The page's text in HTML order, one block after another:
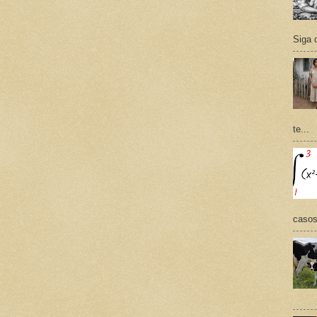
Siga
te...